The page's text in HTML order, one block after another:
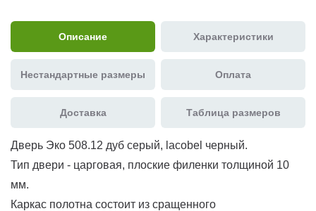
Описание Характеристики
Нестандартные размеры Оплата
Доставка Таблица размеров
Дверь Эко 508.12 дуб серый, lacobel черный.
Тип двери - царговая, плоские филенки толщиной 10
мм.
Каркас полотна состоит из сращенного